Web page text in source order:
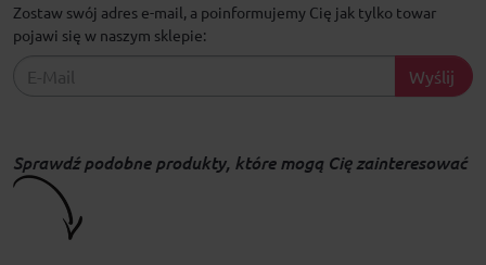
Zostaw swój adres e-mail, a poinformujemy Cię jak tylko towar
pojawi się w naszym sklepie:
Wyślij
Sprawdź podobne produkty, które mogą Cię zainteresować